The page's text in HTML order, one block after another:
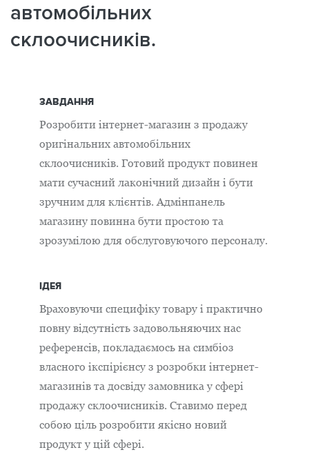
автомобільних
склоочисників.
ЗАВДАННЯ
Розробити інтернет-магазин з продажу
оригінальних автомобільних
склоочисників. Готовий продукт повинен
мати сучасний лаконічний дизайн і бути
зручним для клієнтів. Адмінпанель
магазину повинна бути простою та
зрозумілою для обслуговуючого персоналу.
ІДЕЯ
Враховуючи специфіку товару і практично
повну відсутність задовольняючих нас
референсів, покладаємось на симбіоз
власного ікспірієнсу з розробки інтернет-
магазинів та досвіду замовника у сфері
продажу склоочисників. Ставимо перед
собою ціль розробити якісно новий
продукт у цій сфері.